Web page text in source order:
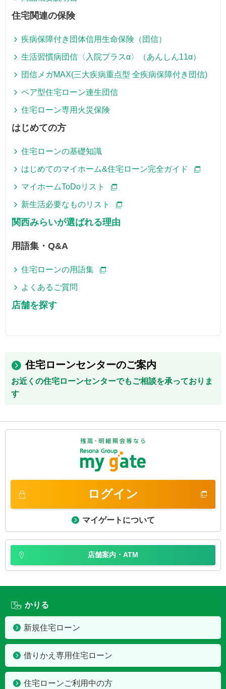
住宅関連の保険
疾病保障付き団体信用生命保険（団信）
生活習慣病団信〈入院プラスα〉（あんしん11α）
団信メガMAX(三大疾病重点型 全疾病保障付き団信)
ペア型住宅ローン連生団信
住宅ローン専用火災保険
はじめての方
住宅ローンの基礎知識
はじめてのマイホーム&住宅ローン完全ガイド
マイホームToDoリスト
新生活必要なものリスト
関西みらいが選ばれる理由
用語集・Q&A
住宅ローンの用語集
よくあるご質問
店舗を探す
住宅ローンセンターのご案内
お近くの住宅ローンセンターでもご相談を承っておりま
す
ログイン
マイゲートについて
店舗案内・ATM
かりる
新規住宅ローン
借りかえ専用住宅ローン
住宅ローンご利用中の方